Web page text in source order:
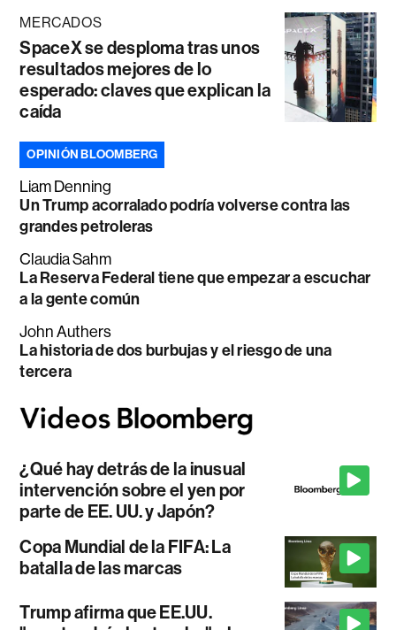
MERCADOS
SpaceX se desploma tras unos
resultados mejores de lo
esperado: claves que explican la
caída
OPINIÓN BLOOMBERG
Liam Denning
Un Trump acorralado podría volverse contra las
grandes petroleras
Claudia Sahm
La Reserva Federal tiene que empezar a escuchar
a la gente común
John Authers
La historia de dos burbujas y el riesgo de una
tercera
¿Qué hay detrás de la inusual
intervención sobre el yen por
parte de EE. UU. y Japón?
Copa Mundial de la FIFA: La
batalla de las marcas
Trump afirma que EE.UU.